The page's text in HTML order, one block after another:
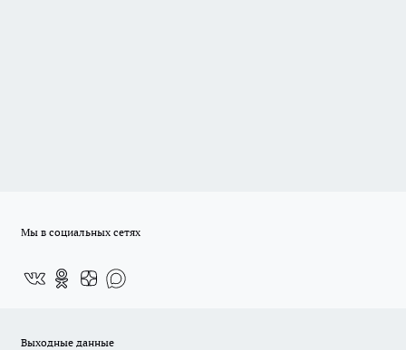
Мы в социальных сетях
Выходные данные